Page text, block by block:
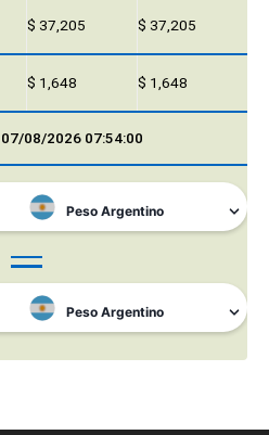
$ 37,205 $ 37,205
$ 1,648 $ 1,648
08/2026 07:54:00